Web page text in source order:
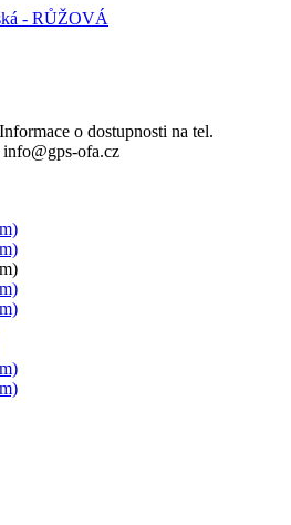
Informace o dostupnosti na tel.
ofa.cz